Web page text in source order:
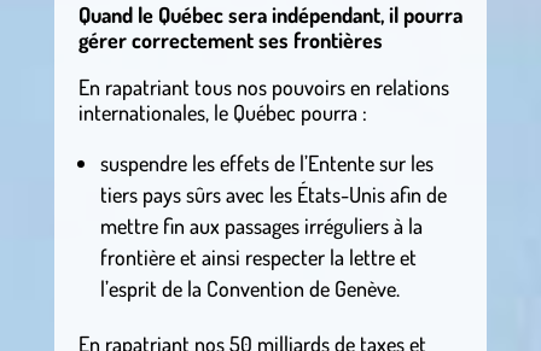
Quand le Québec sera indépendant, il pourra
gérer correctement ses frontières
En rapatriant tous nos pouvoirs en relations
internationales, le Québec pourra :
suspendre les effets de l’Entente sur les
tiers pays sûrs avec les États-Unis afin de
mettre fin aux passages irréguliers à la
frontière et ainsi respecter la lettre et
l’esprit de la Convention de Genève.
En rapatriant nos 50 milliards de taxes et